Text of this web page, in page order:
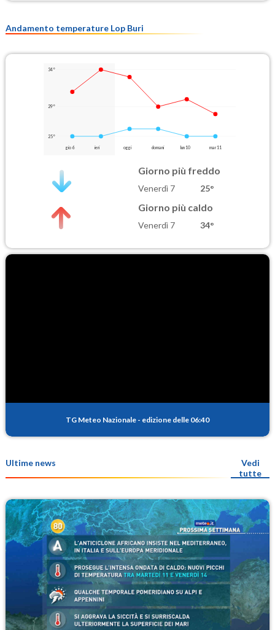
Andamento temperature Lop Buri
34°
29°
25°
gio 6 ieri oggi domani lun 10 mar 11
Giorno più freddo
Venerdì 7 25°
Giorno più caldo
Venerdì 7 34°
TG Meteo Nazionale - edizione delle 06:40
Ultime news
Vedi
tutte